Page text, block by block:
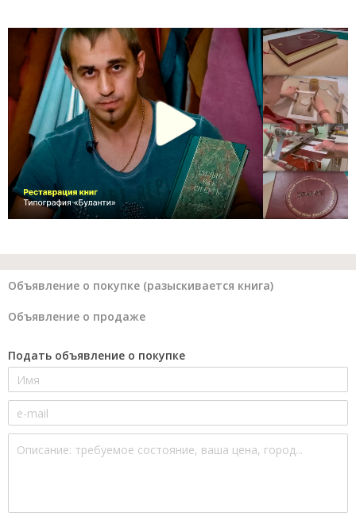
Объявление о покупке (разыскивается книга)
Объявление о продаже
Подать объявление о покупке